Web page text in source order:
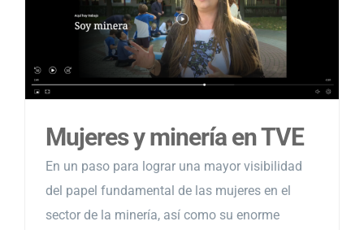
Mujeres y minería en TVE
En un paso para lograr una mayor visibilidad
del papel fundamental de las mujeres en el
sector de la minería, así como su enorme